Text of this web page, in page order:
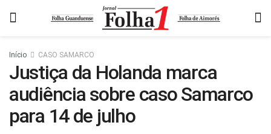
Início CASO SAMARCO
Justiça da Holanda marca
audiência sobre caso Samarco
para 14 de julho